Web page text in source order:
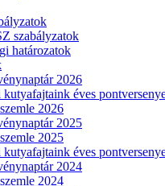
szabályzatok
határozatok
2026
kutyafajtaink éves
2026
2025
2025
kutyafajtaink éves
2024
2024